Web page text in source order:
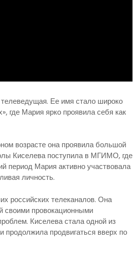
Ее имя стало широко
где Мария ярко проявила себя как
возрасте она проявила большой
Киселева поступила в МГИМО, где
период Мария активно участвовала
личность.
российских телеканалов. Она
своими провокационными
Киселева стала одной из
продвигаться вверх по